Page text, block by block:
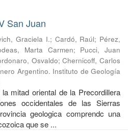
San Juan
Graciela I.; Cardó, Raúl; Pérez,
Marta Carmen; Pucci, Juan
Osvaldo;Chernicoff, Carlos
Argentino. Instituto de Geología
mitad oriental de la Precordillera
occidentales de las Sierras
geologica comprendc una
que se ...